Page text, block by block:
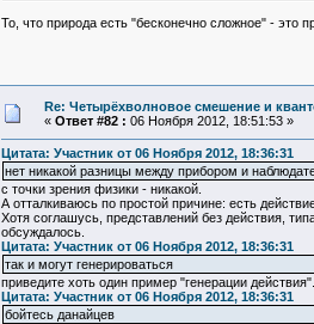
То, что природа есть "бесконечно сложное" - это
Re: Четырёхволновое смешение и
« Ответ #82 : 06 Ноября 2012, 18:51:53 »
Цитата: Участник от 06 Ноября 2012, 18:36:31
нет никакой разницы между прибором и
с точки зрения физики - никакой.
А отталкиваюсь по простой причине: есть
Хотя соглашусь, представлений без действия,
обсуждалось.
Цитата: Участник от 06 Ноября 2012, 18:36:31
так и могут генерироваться
приведите хоть один пример "генерации
Цитата: Участник от 06 Ноября 2012, 18:36:31
бойтесь данайцев